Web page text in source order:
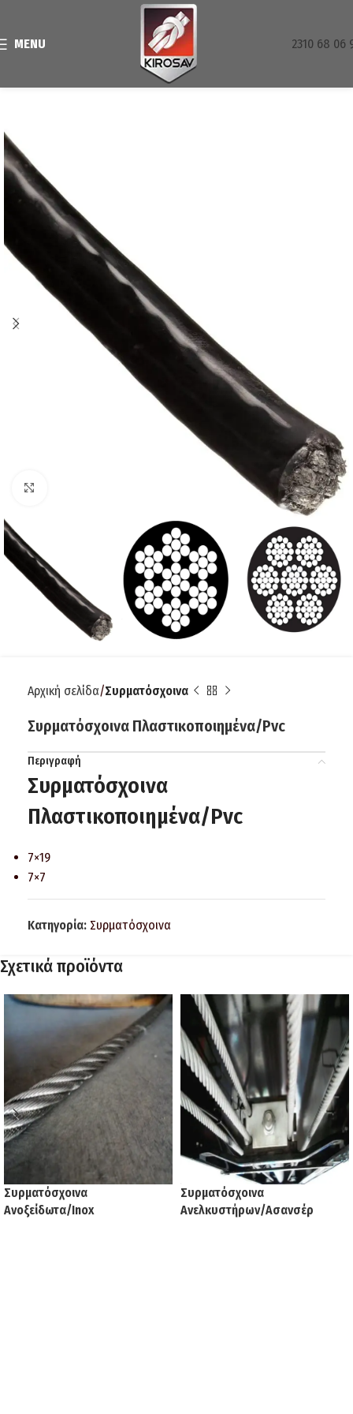
MENU 2310 68 06
Αρχική σελίδα Συρματόσχοινα
Συρματόσχοινα Πλαστικοποιημένα/Pvc
Περιγραφή
Συρματόσχοινα
Πλαστικοποιημένα/Pvc
7×19
7×7
Κατηγορία: Συρματόσχοινα
Σχετικά προϊόντα
Συρματόσχοινα
Ανοξείδωτα/Inox
Συρματόσχοινα
Ανελκυστήρων/Ασανσέρ